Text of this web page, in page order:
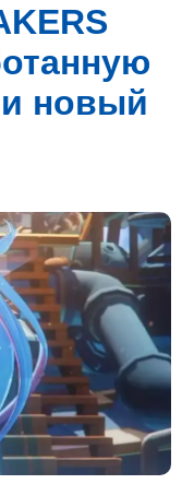
новый